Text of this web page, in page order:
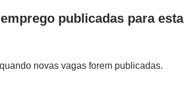
publicadas para esta
novas vagas forem publicadas.